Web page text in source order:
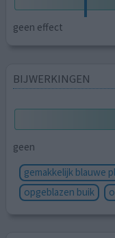
geen effect
BIJWERKINGEN
geen
gemakkelijk blauwe
opgeblazen buik